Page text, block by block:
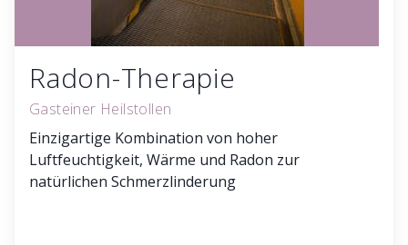
Radon-Therapie
Gasteiner Heilstollen
Einzigartige Kombination von hoher
Luftfeuchtigkeit, Wärme und Radon zur
natürlichen Schmerzlinderung